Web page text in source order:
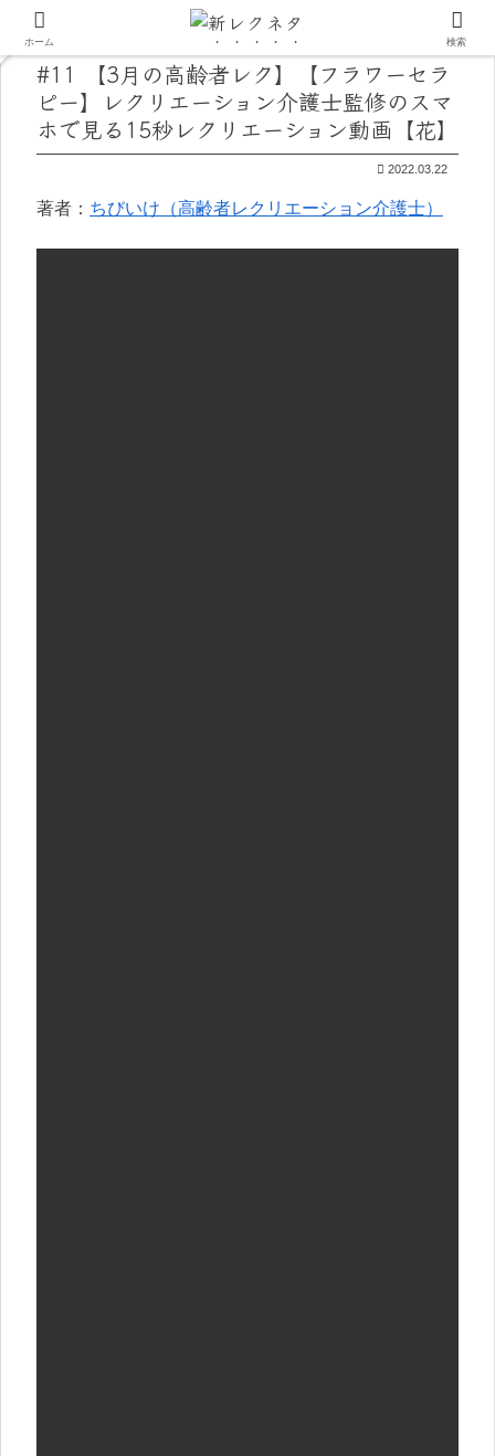
#11 【3月の高齢者レク】【フラワーセラ
ピー】レクリエーション介護士監修のスマ
ホで見る15秒レクリエーション動画【花】
2022.03.22
著者： ちびいけ（高齢者レクリエーション介護士）
ホーム 検索